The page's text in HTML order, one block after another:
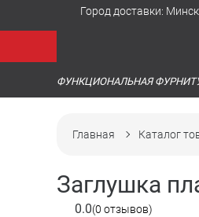
Город доставки: Минск
ФУНКЦИОНАЛЬНАЯ
Главная Каталог
Заглушка
0.0(0 отзывов)